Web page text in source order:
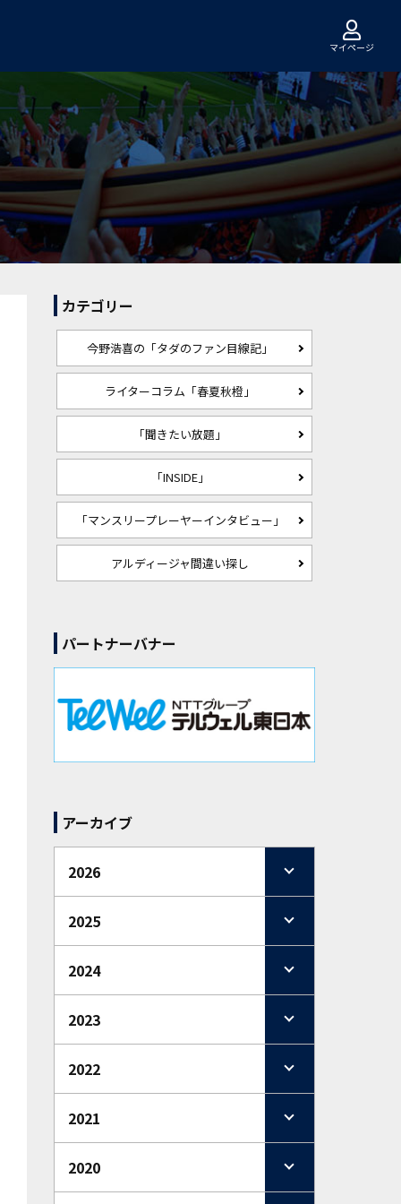
マイページ
カテゴリー
今野浩喜の「タダのファン目線記」
ライターコラム「春夏秋橙」
「聞きたい放題」
「INSIDE」
「マンスリープレーヤーインタビュー」
アルディージャ間違い探し
パートナーバナー
アーカイブ
2026
2025
2024
2023
2022
2021
2020